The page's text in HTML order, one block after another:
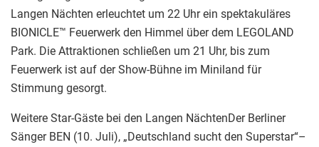
Langen Nächten erleuchtet um 22 Uhr ein spektakuläres
BIONICLE™ Feuerwerk den Himmel über dem LEGOLAND
Park. Die Attraktionen schließen um 21 Uhr, bis zum
Feuerwerk ist auf der Show-Bühne im Miniland für
Stimmung gesorgt.
Weitere Star-Gäste bei den Langen NächtenDer Berliner
Sänger BEN (10. Juli), „Deutschland sucht den Superstar“–